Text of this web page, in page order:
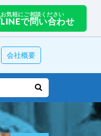
お気軽にご相談ください
LINEで問い合わせ
会社概要